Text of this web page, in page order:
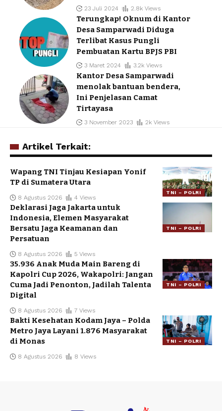
23 Juli 2024 2.8k Views
Terungkap! Oknum di Kantor
Desa Samparwadi Diduga
Terlibat Kasus Pungli
Pembuatan Kartu BPJS PBI
3 Maret 2024 3.2k Views
Kantor Desa Samparwadi
menolak bantuan bendera,
Ini Penjelasan Camat
Tirtayasa
3 November 2023 2k Views
Artikel Terkait:
TNI – POLRI
Wapang TNI Tinjau Kesiapan Yonif
TP di Sumatera Utara
8 Agustus 2026 4 Views
TNI – POLRI
Deklarasi Jaga Jakarta untuk
Indonesia, Elemen Masyarakat
Bersatu Jaga Keamanan dan
Persatuan
8 Agustus 2026 5 Views
TNI – POLRI
35.936 Anak Muda Main Bareng di
Kapolri Cup 2026, Wakapolri: Jangan
Cuma Jadi Penonton, Jadilah Talenta
Digital
8 Agustus 2026 7 Views
TNI – POLRI
Bakti Kesehatan Kodam Jaya – Polda
Metro Jaya Layani 1.876 Masyarakat
di Monas
8 Agustus 2026 8 Views